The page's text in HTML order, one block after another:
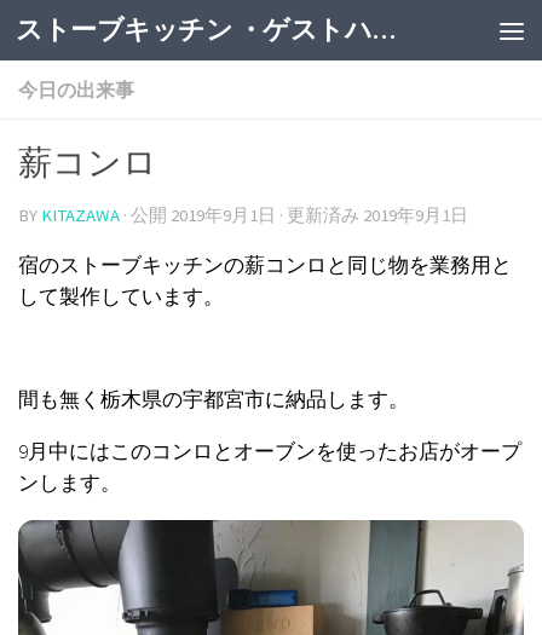
ストーブキッチン ・ゲストハウス
今日の出来事
薪コンロ
BY KITAZAWA · 公開 2019年9月1日 · 更新済み 2019年9月1日
宿のストーブキッチンの薪コンロと同じ物を業務用と
して製作しています。
間も無く栃木県の宇都宮市に納品します。
9月中にはこのコンロとオーブンを使ったお店がオープ
ンします。